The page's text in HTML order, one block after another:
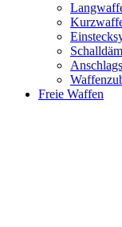
Freie Waffen